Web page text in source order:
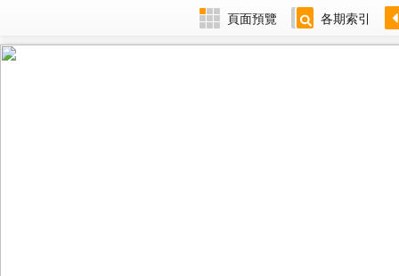
頁面預覽 各期索引